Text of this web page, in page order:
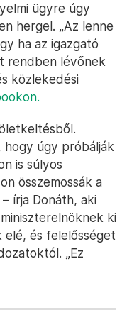
ügyre úgy
hergel. „Az lenne
ha az igazgató
rendben lévőnek
közlekedési
hogy úgy próbálják
is súlyos
összemossák a
írja Donáth, aki
ki
elé, és felelősséget
„Ez